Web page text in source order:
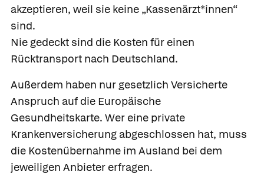
akzeptieren, weil sie keine „Kassenärzt*innen“
sind.
Nie gedeckt sind die Kosten für einen
Rücktransport nach Deutschland.
Außerdem haben nur gesetzlich Versicherte
Anspruch auf die Europäische
Gesundheitskarte. Wer eine private
Krankenversicherung abgeschlossen hat, muss
die Kostenübernahme im Ausland bei dem
jeweiligen Anbieter erfragen.